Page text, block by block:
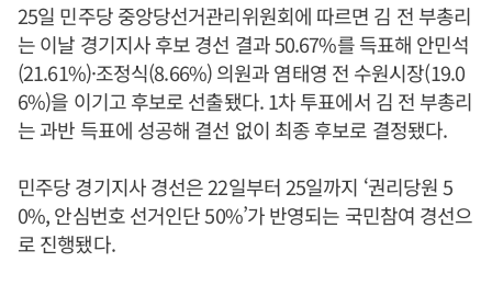
25일 민주당 중앙당선거관리위원회에 따르면 김 전 부총리
는 이날 경기지사 후보 경선 결과 50.67%를 득표해 안민석
(21.61%)·조정식(8.66%) 의원과 염태영 전 수원시장(19.0
6%)을 이기고 후보로 선출됐다. 1차 투표에서 김 전 부총리
는 과반 득표에 성공해 결선 없이 최종 후보로 결정됐다.
민주당 경기지사 경선은 22일부터 25일까지 ‘권리당원 5
0%, 안심번호 선거인단 50%’가 반영되는 국민참여 경선으
로 진행됐다.